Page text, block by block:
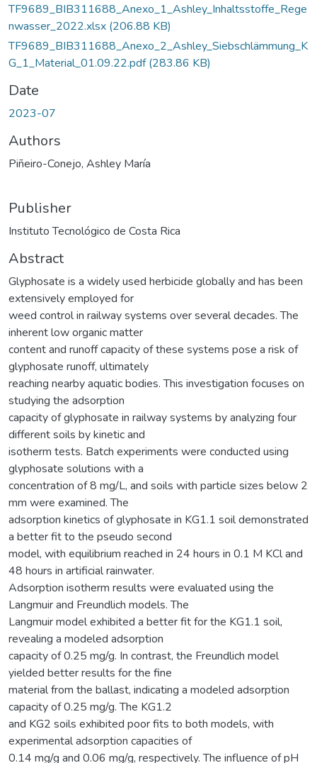
TF9689_BIB311688_Anexo_1_Ashley_Inhaltsstoffe_Rege
nwasser_2022.xlsx (206.88 KB)
TF9689_BIB311688_Anexo_2_Ashley_Siebschlämmung_K
G_1_Material_01.09.22.pdf(283.86 KB)
Date
2023-07
Authors
Piñeiro-Conejo, Ashley María
Publisher
Instituto Tecnológico de Costa Rica
Abstract
Glyphosate is a widely used herbicide globally and has been
extensively employed for
weed control in railway systems over several decades. The
inherent low organic matter
content and runoff capacity of these systems pose a risk of
glyphosate runoff, ultimately
reaching nearby aquatic bodies. This investigation focuses on
studying the adsorption
capacity of glyphosate in railway systems by analyzing four
different soils by kinetic and
isotherm tests. Batch experiments were conducted using
glyphosate solutions with a
concentration of 8 mg/L, and soils with particle sizes below 2
mm were examined. The
adsorption kinetics of glyphosate in KG1.1 soil demonstrated
a better fit to the pseudo second
model, with equilibrium reached in 24 hours in 0.1 M KCl and
48 hours in artificial rainwater.
Adsorption isotherm results were evaluated using the
Langmuir and Freundlich models. The
Langmuir model exhibited a better fit for the KG1.1 soil,
revealing a modeled adsorption
capacity of 0.25 mg/g. In contrast, the Freundlich model
yielded better results for the fine
material from the ballast, indicating a modeled adsorption
capacity of 0.25 mg/g. The KG1.2
and KG2 soils exhibited poor fits to both models, with
experimental adsorption capacities of
0.14 mg/g and 0.06 mg/g, respectively. The influence of pH